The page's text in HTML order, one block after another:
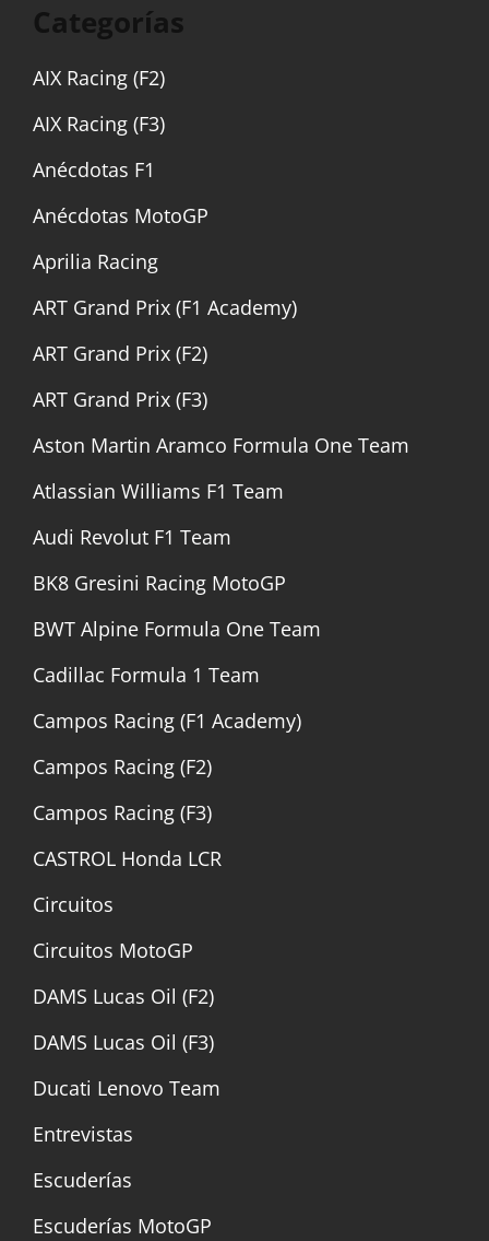
Categorías
AIX Racing (F2)
AIX Racing (F3)
Anécdotas F1
Anécdotas MotoGP
Aprilia Racing
ART Grand Prix (F1 Academy)
ART Grand Prix (F2)
ART Grand Prix (F3)
Aston Martin Aramco Formula One Team
Atlassian Williams F1 Team
Audi Revolut F1 Team
BK8 Gresini Racing MotoGP
BWT Alpine Formula One Team
Cadillac Formula 1 Team
Campos Racing (F1 Academy)
Campos Racing (F2)
Campos Racing (F3)
CASTROL Honda LCR
Circuitos
Circuitos MotoGP
DAMS Lucas Oil (F2)
DAMS Lucas Oil (F3)
Ducati Lenovo Team
Entrevistas
Escuderías
Escuderías MotoGP